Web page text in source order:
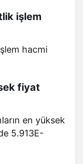
işlem
hacmi
fiyat
en yüksek
5.913E-